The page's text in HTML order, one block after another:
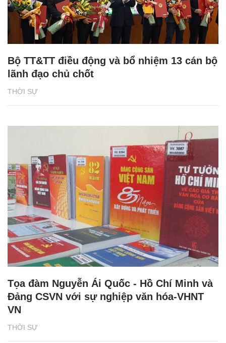
THỜI SỰ
Bộ TT&TT điều động và bổ nhiệm 13 cán bộ
lãnh đạo chủ chốt
THỜI SỰ
Tọa đàm Nguyễn Ái Quốc - Hồ Chí Minh và
Đảng CSVN với sự nghiệp văn hóa-VHNT
VN